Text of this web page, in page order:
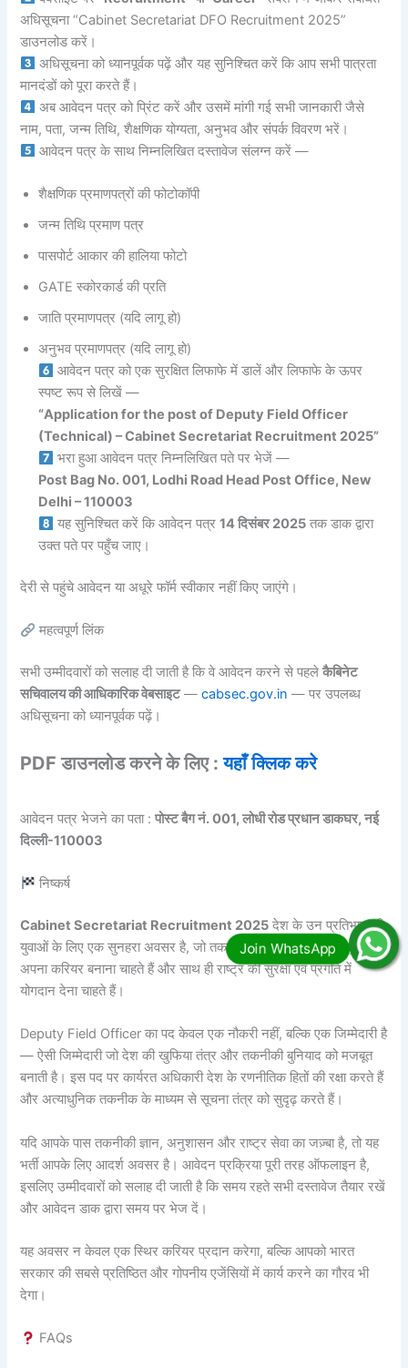
अधिसूचना “Cabinet Secretariat DFO Recruitment 2025”
डाउनलोड करें।
अधिसूचना को ध्यानपूर्वक पढ़ें और यह सुनिश्चित करें कि आप सभी पात्रता
मानदंडों को पूरा करते हैं।
अब आवेदन पत्र को प्रिंट करें और उसमें मांगी गई सभी जानकारी जैसे
नाम, पता, जन्म तिथि, शैक्षणिक योग्यता, अनुभव और संपर्क विवरण भरें।
आवेदन पत्र के साथ निम्नलिखित दस्तावेज संलग्न करें —
शैक्षणिक प्रमाणपत्रों की फोटोकॉपी
जन्म तिथि प्रमाण पत्र
पासपोर्ट आकार की हालिया फोटो
GATE स्कोरकार्ड की प्रति
जाति प्रमाणपत्र (यदि लागू हो)
अनुभव प्रमाणपत्र (यदि लागू हो)
आवेदन पत्र को एक सुरक्षित लिफाफे में डालें और लिफाफे के ऊपर
स्पष्ट रूप से लिखें —
“Application for the post of Deputy Field Officer
(Technical) – Cabinet Secretariat Recruitment 2025”
भरा हुआ आवेदन पत्र निम्नलिखित पते पर भेजें —
Post Bag No. 001, Lodhi Road Head Post Office, New
Delhi – 110003
यह सुनिश्चित करें कि आवेदन पत्र14 दिसंबर 2025 तक डाक द्वारा
उक्त पते पर पहुँच जाए।
देरी से पहुंचे आवेदन या अधूरे फॉर्म स्वीकार नहीं किए जाएंगे।
महत्वपूर्ण लिंक
सभी उम्मीदवारों को सलाह दी जाती है कि वे आवेदन करने से पहलेकैबिनेट
सचिवालय की आधिकारिक वेबसाइट—cabsec.gov.in — पर उपलब्ध
अधिसूचना को ध्यानपूर्वक पढ़ें।
PDF डाउनलोड करने के लिए :यहाँ क्लिक करे
आवेदन पत्र भेजने का पता :पोस्ट बैग नं. 001, लोधी रोड प्रधान डाकघर, नई
दिल्ली-110003
निष्कर्ष
Cabinet Secretariat Recruitment 2025 देश के उन प्रतिभाशाली
युवाओं के लिए एक सुनहरा अवसर है, जो तकनीकी और इंजीनियरिंग क्षेत्र में
अपना करियर बनाना चाहते हैं और साथ ही राष्ट्र की सुरक्षा एवं प्रगति में
योगदान देना चाहते हैं।
Deputy Field Officer का पद केवल एक नौकरी नहीं, बल्कि एक जिम्मेदारी है
— ऐसी जिम्मेदारी जो देश की खुफिया तंत्र और तकनीकी बुनियाद को मजबूत
बनाती है। इस पद पर कार्यरत अधिकारी देश के रणनीतिक हितों की रक्षा करते हैं
और अत्याधुनिक तकनीक के माध्यम से सूचना तंत्र को सुदृढ़ करते हैं।
यदि आपके पास तकनीकी ज्ञान, अनुशासन और राष्ट्र सेवा का जज़्बा है, तो यह
भर्ती आपके लिए आदर्श अवसर है। आवेदन प्रक्रिया पूरी तरह ऑफलाइन है,
इसलिए उम्मीदवारों को सलाह दी जाती है कि समय रहते सभी दस्तावेज तैयार रखें
और आवेदन डाक द्वारा समय पर भेज दें।
यह अवसर न केवल एक स्थिर करियर प्रदान करेगा, बल्कि आपको भारत
सरकार की सबसे प्रतिष्ठित और गोपनीय एजेंसियों में कार्य करने का गौरव भी
देगा।
FAQs